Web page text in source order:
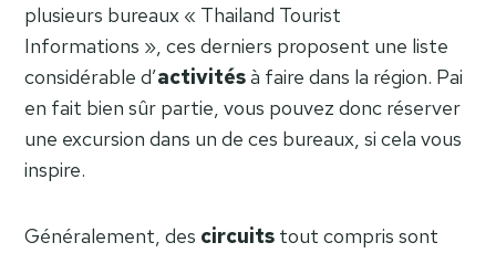
plusieurs bureaux « Thailand Tourist
Informations », ces derniers proposent une liste
considérable d’activitésà faire dans la région. Pai
en fait bien sûr partie, vous pouvez donc réserver
une excursion dans un de ces bureaux, si cela vous
inspire.
Généralement, des circuits tout compris sont